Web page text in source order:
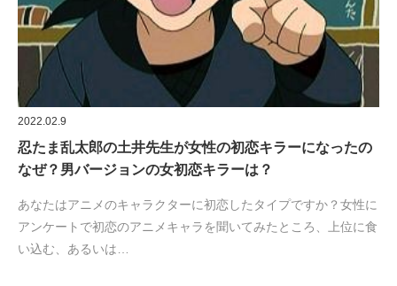
2022.02.9
忍たま乱太郎の土井先生が女性の初恋キラーになったの
なぜ？男バージョンの女初恋キラーは？
あなたはアニメのキャラクターに初恋したタイプですか？女性に
アンケートで初恋のアニメキャラを聞いてみたところ、上位に食
い込む、あるいは…